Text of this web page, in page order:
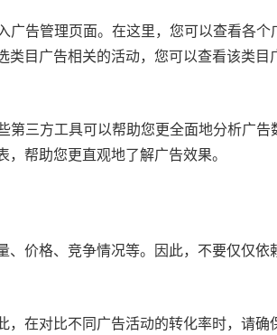
广告管理页面。在这里，您可以查看各个
类目广告相关的活动，您可以查看该类目
第三方工具可以帮助您更全面地分析广告
帮助您更直观地了解广告效果。
、价格、竞争情况等。因此，不要仅仅依
，在对比不同广告活动的转化率时，请确